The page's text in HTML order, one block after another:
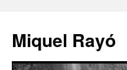
Miquel Rayó